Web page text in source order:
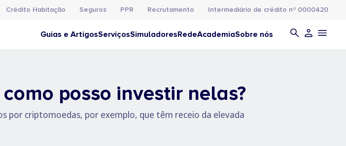
Crédito Habitação Seguros PPR Recrutamento Intermediário de crédito nº 0000420
Guias e ArtigosServiçosSimuladoresRedeAcademiaSobre nós
posso investir nelas?
por criptomoedas, por exemplo, que têm receio da elevada